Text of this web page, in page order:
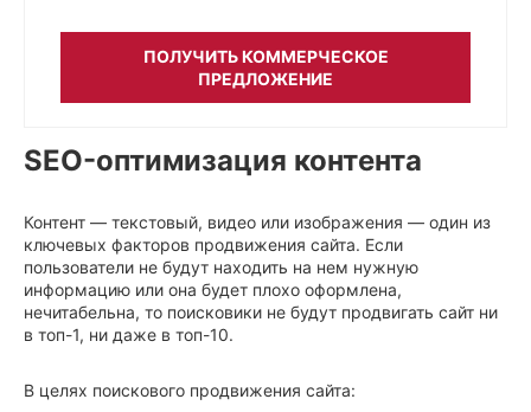
ПОЛУЧИТЬ КОММЕРЧЕСКОЕ
ПРЕДЛОЖЕНИЕ
SEO-оптимизация контента
Контент — текстовый, видео или изображения — один из
ключевых факторов продвижения сайта. Если
пользователи не будут находить на нем нужную
информацию или она будет плохо оформлена,
нечитабельна, то поисковики не будут продвигать сайт ни
в топ-1, ни даже в топ-10.
В целях поискового продвижения сайта: